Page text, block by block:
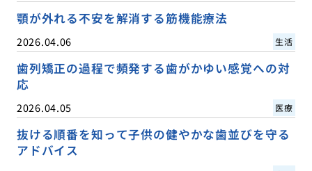
顎が外れる不安を解消する筋機能療法
2026.04.06 生活
歯列矯正の過程で頻発する歯がかゆい感覚への対
応
2026.04.05 医療
抜ける順番を知って子供の健やかな歯並びを守る
アドバイス